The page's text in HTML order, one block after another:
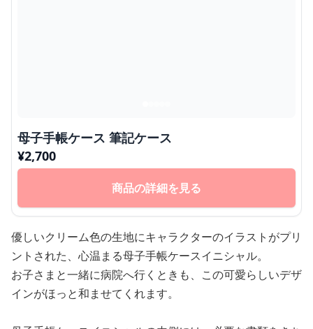
母子手帳ケース 筆記ケース
¥2,700
商品の詳細を見る
優しいクリーム色の生地にキャラクターのイラストがプリ
ントされた、心温まる母子手帳ケースイニシャル。
お子さまと一緒に病院へ行くときも、この可愛らしいデザ
インがほっと和ませてくれます。